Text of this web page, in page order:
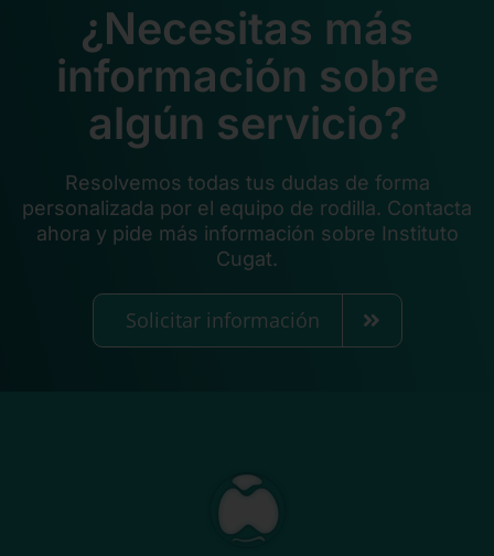
¿Necesitas más
información sobre
algún servicio?
Resolvemos todas tus dudas de forma
personalizada por el equipo de rodilla. Contacta
ahora y pide más información sobre Instituto
Cugat.
Solicitar información